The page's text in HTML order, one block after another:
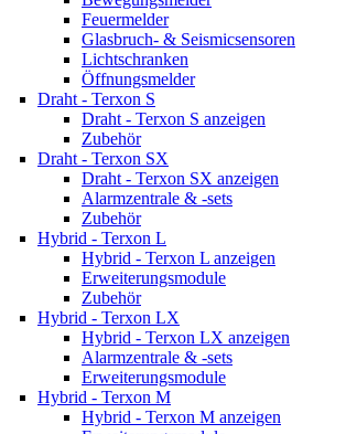
Feuermelder
Glasbruch- & Seismicsensoren
Lichtschranken
Öffnungsmelder
Draht - Terxon S
Draht - Terxon S anzeigen
Zubehör
Draht - Terxon SX
Draht - Terxon SX anzeigen
Alarmzentrale & -sets
Zubehör
Hybrid - Terxon L
Hybrid - Terxon L anzeigen
Erweiterungsmodule
Zubehör
Hybrid - Terxon LX
Hybrid - Terxon LX anzeigen
Alarmzentrale & -sets
Erweiterungsmodule
Hybrid - Terxon M
Hybrid - Terxon M anzeigen